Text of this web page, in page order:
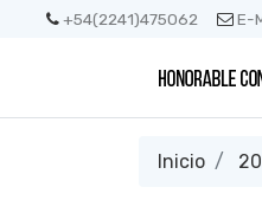
+54(2241)475062 E-
Inicio